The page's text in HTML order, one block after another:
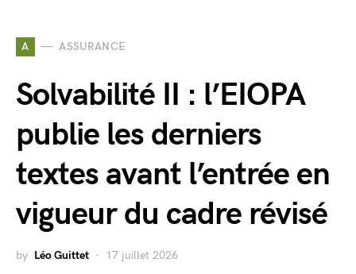
A ASSURANCE
Solvabilité II : l’EIOPA
publie les derniers
textes avant l’entrée en
vigueur du cadre révisé
by Léo Guittet 17 juillet 2026